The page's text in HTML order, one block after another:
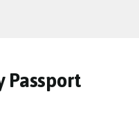
Passport